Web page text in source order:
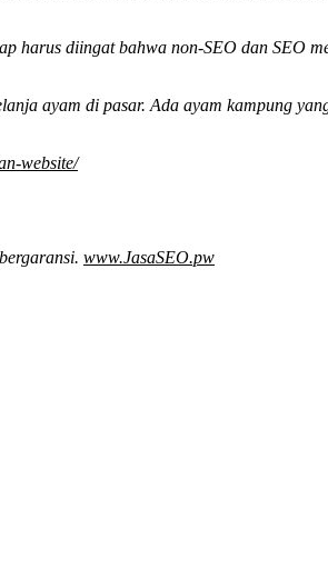
harus diingat bahwa non-SEO dan SEO
ayam di pasar. Ada ayam kampung
website/
www.JasaSEO.pw